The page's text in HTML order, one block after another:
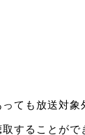
ても放送対象
することがで